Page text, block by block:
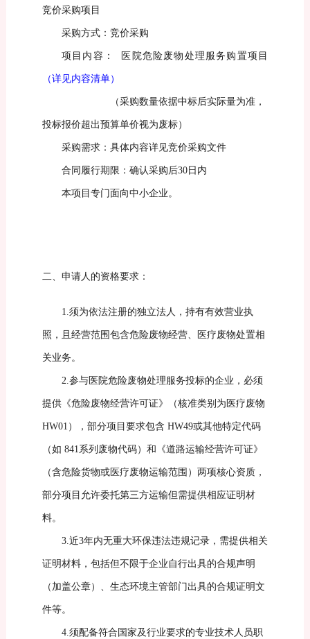
竞价采购项目
采购方式：竞价采购
项目内容： 医院危险废物处理服务 购置项目
（详见内容清单）
（采购数量依据中标后实际量为准，
投标报价超出预算单价视为废标）
采购需求：具体内容详见竞价采购文件
合同履行期限：确认采购后30日内
本项目专门面向中小企业。
二、 申请人的资格要求：
1.须为依法注册的独立法人，持有有效营业执
照，且经营范围包含危险废物经营、医疗废物处置相
关业务。
2.参与医院危险废物处理服务投标的企业，必须
提供《危险废物经营许可证》（核准类别为医疗废物
HW01） ， 部分项目要求包含 HW49或其他特定代码
（如 841系列废物代码）和《道路运输经营许可证》
（含危险货物或医疗废物运输范围）两项核心资质，
部分项目允许委托第三方运输但需提供相应证明材
料。
3.近3年内无重大环保违法违规记录，需提供相关
证明材料，包括但不限于企业自行出具的合规声明
（加盖公章）、生态环境主管部门出具的合规证明文
件等。
4.须配备符合国家及行业要求的专业技术人员职